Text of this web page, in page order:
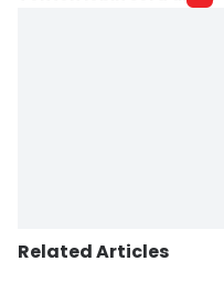
Related Articles